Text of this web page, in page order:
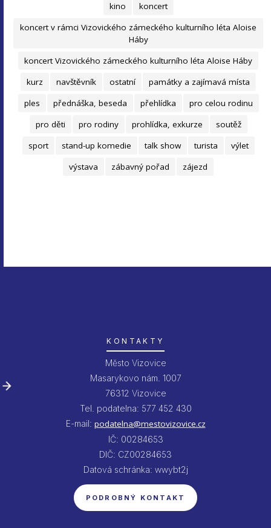
kino
koncert
koncert v rámci Vizovického zámeckého kulturního léta Aloise
Háby
koncert Vizovického zámeckého kulturního léta Aloise Háby
kurz
navštěvník ostatní
památky a zajímavá místa
ples
přednáška, beseda přehlídka
pro celou rodinu
pro děti
pro rodiny prohlídka, exkurze
soutěž
sport
stand-up komedie talk show turista
výlet
výstava
zábavný pořad zájezd
KONTAKTY
Město Vizovice
Masarykovo nám. 1007
76312 Vizovice
Tel. podatelna: 577 452 430
E-mail: podatelna@mestovizovice.cz
IČ: 00284653
DIČ: CZ00284653
Datová schránka: wwybt2j
PODROBNÝ KONTAKT